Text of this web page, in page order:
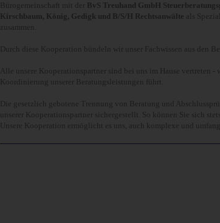
Bürogemeinschaft mit der BvS Treuhand GmbH
Kirschbaum, König, Gedigk und B/S/H Rechtsanwälte als
zusammen.
Durch diese Kooperation bündeln wir unser Fachwissen aus den
Alle unsere Kooperationspartner sind bei uns im Hause vertreten -
Koordinierung unserer Beratungsleistungen führt.
Die gesetzlich gebotene Trennung von Beratung und
unserer Kooperationspartner sichergestellt. So können Sie sich
Unsere Kooperation ermöglicht es uns, auch komplexe und